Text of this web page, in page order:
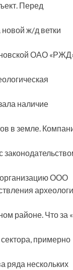
Перед
новой ж/д ветки
ОАО
наличие
в земле.
ООО
районе. Что за
примерно
ряда нескольких